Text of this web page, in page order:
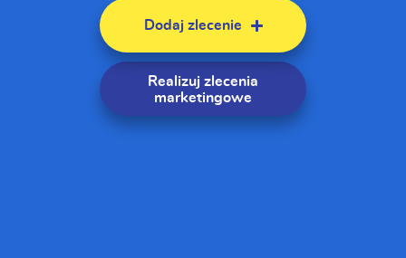
Dodaj zlecenie
Realizuj zlecenia
marketingowe